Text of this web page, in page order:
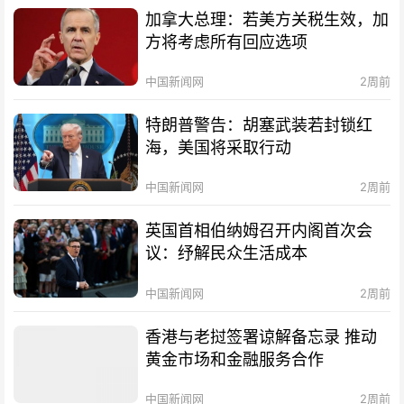
加拿大总理：若美方关税生效，加
方将考虑所有回应选项
中国新闻网 2周前
特朗普警告：胡塞武装若封锁红
海，美国将采取行动
中国新闻网 2周前
英国首相伯纳姆召开内阁首次会
议：纾解民众生活成本
中国新闻网 2周前
香港与老挝签署谅解备忘录 推动
黄金市场和金融服务合作
中国新闻网 2周前